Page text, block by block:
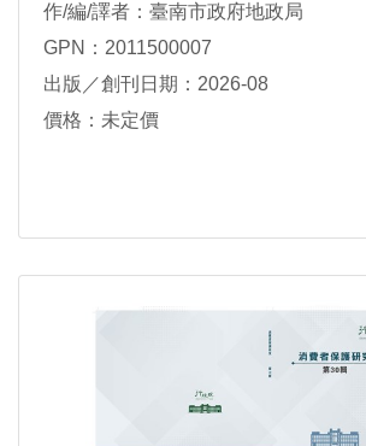
作/編/譯者：臺南市政府地政局
GPN：2011500007
出版／創刊日期：2026-08
價格：未定價